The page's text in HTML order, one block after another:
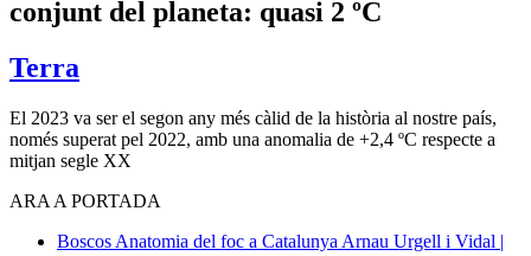
conjunt del planeta: quasi 2 ºC
Terra
El 2023 va ser el segon any més càlid de la història al nostre país,
només superat pel 2022, amb una anomalia de +2,4 ºC respecte a
mitjan segle XX
ARA A PORTADA
Boscos Anatomia del foc a Catalunya Arnau Urgell i Vidal |